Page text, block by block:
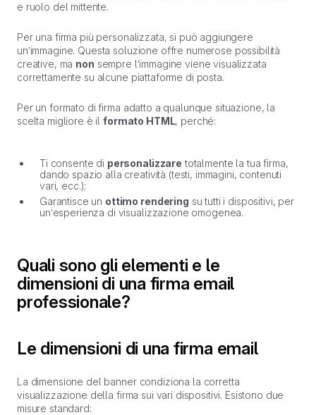
e ruolo del mittente.
Per una firma più personalizzata, si può aggiungere
un’immagine. Questa soluzione offre numerose possibilità
creative, ma non sempre l’immagine viene visualizzata
correttamente su alcune piattaforme di posta.
Per un formato di firma adatto a qualunque situazione, la
scelta migliore è ilformato HTML, perché:
Ti consente di personalizzare totalmente la tua firma,
dando spazio alla creatività (testi, immagini, contenuti
vari, ecc.);
Garantisce un ottimo rendering su tutti i dispositivi, per
un’esperienza di visualizzazione omogenea.
Quali sono gli elementi e le
dimensioni di una firma email
professionale?
Le dimensioni di una firma email
La dimensione del banner condiziona la corretta
visualizzazione della firma sui vari dispositivi. Esistono due
misure standard: